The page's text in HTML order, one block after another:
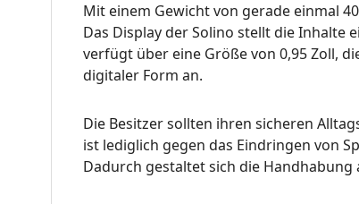
Mit einem Gewicht von gerade einmal
Das Display der Solino stellt die Inhalte
verfügt über eine Größe von 0,95 Zoll,
digitaler Form an.
Die Besitzer sollten ihren sicheren
ist lediglich gegen das Eindringen von
Dadurch gestaltet sich die Handhabung